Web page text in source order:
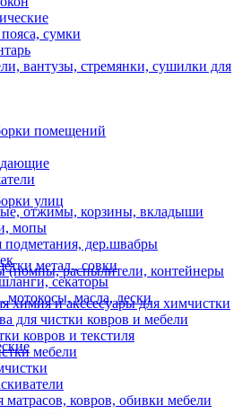
сумки
вантузы, стремянки, сушилки для
помещений
отжимы, корзины, вкладыши
мопы
дер.швабры
улиц
метал., совки
секаторы
мотокосы, масла, лески
(помпы, распылители, контейнеры
химия и акссесуары для химчистки
для чистки ковров и мебели
ковров и текстиля
мебели
матрасов, ковров, обивки мебели